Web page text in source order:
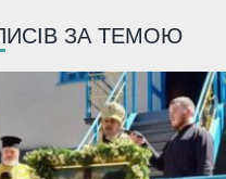
ЗА ТЕМОЮ